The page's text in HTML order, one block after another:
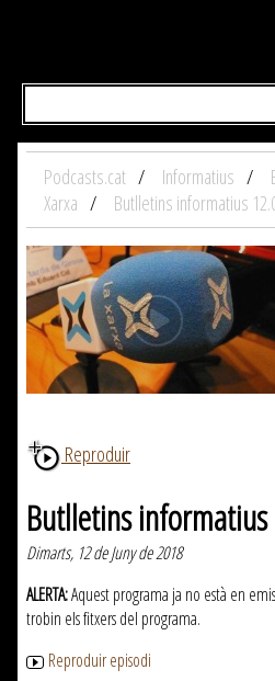
Podcasts.cat Informatius
Xarxa
Butlletins informatius
Reproduir
Butlletins
Dimarts, 12 de Juny de 2018
ALERTA:Aquest programa ja no està en
trobin els fitxers del programa.
Reproduir episodi